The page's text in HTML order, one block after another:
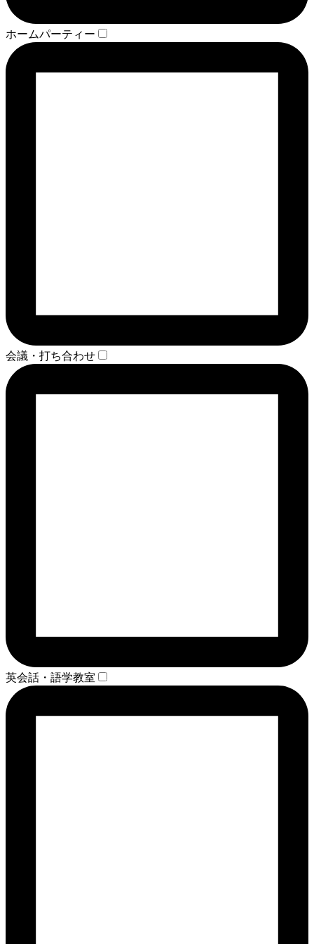
ホームパーティー
会議・打ち合わせ
英会話・語学教室